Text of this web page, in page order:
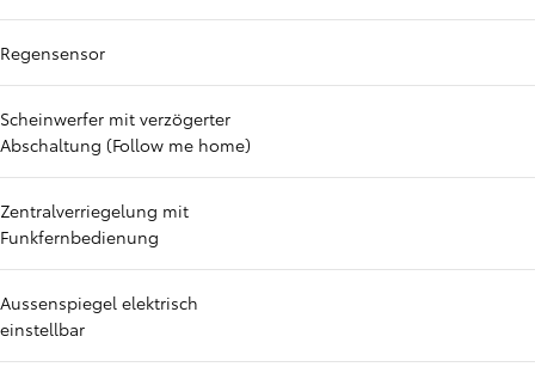
Regensensor
Scheinwerfer mit verzögerter
Abschaltung (Follow me home)
Zentralverriegelung mit
Funkfernbedienung
Aussenspiegel elektrisch
einstellbar